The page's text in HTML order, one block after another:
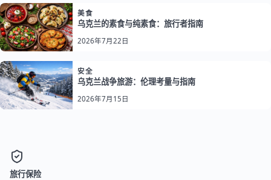
美食
乌克兰的素食与纯素食：旅行者指南
2026年7月22日
安全
乌克兰战争旅游：伦理考量与指南
2026年7月15日
旅行保险